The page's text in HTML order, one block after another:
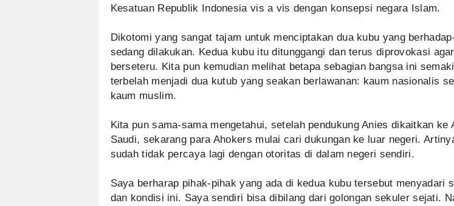
Kesatuan Republik Indonesia vis a vis dengan konsepsi negara Islam.
Dikotomi yang sangat tajam untuk menciptakan dua kubu yang
sedang dilakukan. Kedua kubu itu ditunggangi dan terus diprovokasi agar
berseteru. Kita pun kemudian melihat betapa sebagian bangsa ini
terbelah menjadi dua kutub yang seakan berlawanan: kaum nasionalis
kaum muslim.
Kita pun sama-sama mengetahui, setelah pendukung Anies dikaitkan ke
Saudi, sekarang para Ahokers mulai cari dukungan ke luar negeri.
sudah tidak percaya lagi dengan otoritas di dalam negeri sendiri.
Saya berharap pihak-pihak yang ada di kedua kubu tersebut menyadari
dan kondisi ini. Saya sendiri bisa dibilang dari golongan sekuler sejati.